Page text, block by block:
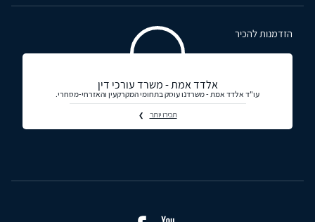
הזדמנות להכיר
אלדד אמת - משרד עורכי דין
עו"ד אלדד אמת - משרדנו עוסק בתחומי המקרקעין והאזרחי-מסחרי.
תכירו יותר